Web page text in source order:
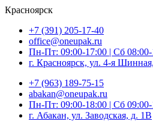
Красноярск
+7 (391) 205-17-40
office@oneupak.ru
Пн-Пт: 09:00-17:00 | Сб 08:00-
г. Красноярск, ул. 4-я
+7 (963) 189-75-15
abakan@oneupak.ru
Пн-Пт: 09:00-18:00 | Сб 09:00-
г. Абакан, ул. Заводская, д. 1В